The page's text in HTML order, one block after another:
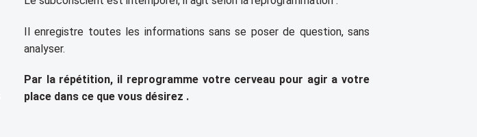
Il enregistre toutes les informations sans se poser de question, sans
analyser.
Par la répétition, il reprogramme votre cerveau pour agir a votre
place dans ce que vous désirez .